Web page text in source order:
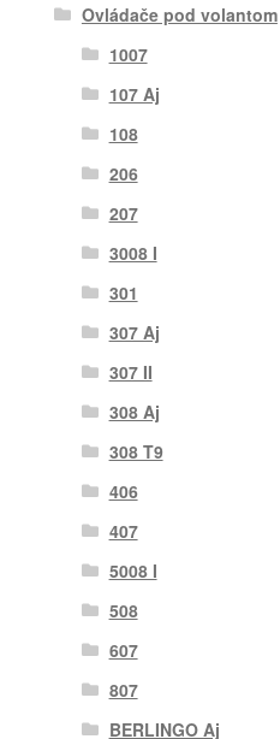
Ovládače pod volantom
1007
107 Aj
108
206
207
3008 I
301
307 Aj
307 II
308 Aj
308 T9
406
407
5008 I
508
607
807
BERLINGO Aj